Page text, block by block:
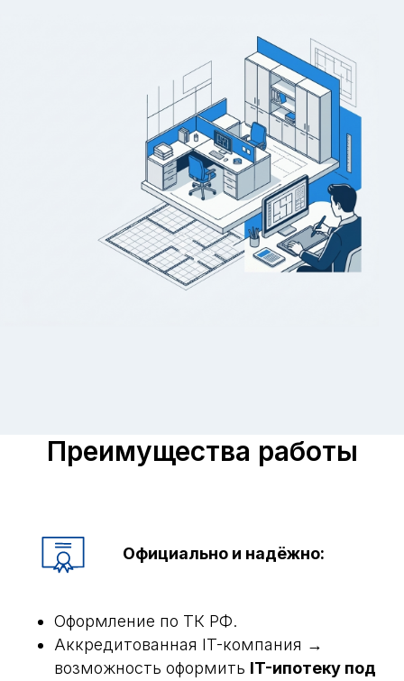
Преимущества работы
Официально и надёжно:
Оформление по ТК РФ.
Аккредитованная IT-компания →
возможность оформить IT-ипотеку под